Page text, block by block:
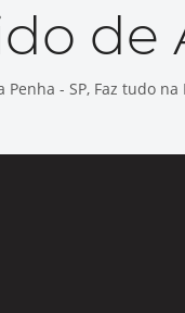
de
- SP, Faz tudo na